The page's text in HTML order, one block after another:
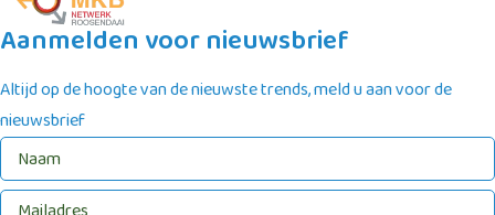
Aanmelden voor nieuwsbrief
Altijd op de hoogte van de nieuwste trends, meld u aan voor de
nieuwsbrief